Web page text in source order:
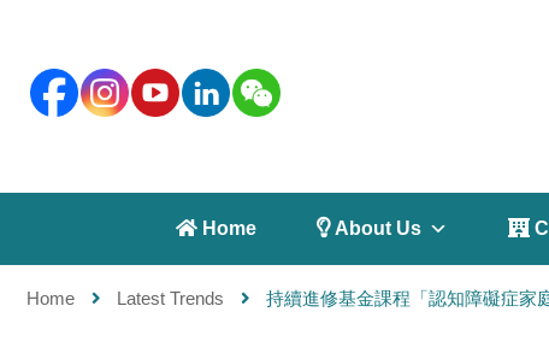
 Home  About Us 
Home Latest Trends 持續進修基金課程「認知障礙症家